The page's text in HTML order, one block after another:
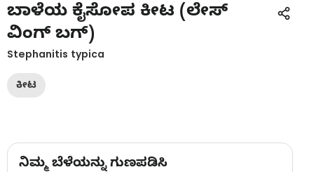
ಬಾಳೆಯ ಕೈಸೋಪ ಕೀಟ (ಲೇಸ್
ವಿಂಗ್ ಬಗ್)
Stephanitis typica
ಕೀಟ
ನಿಮ್ಮ ಬೆಳೆಯನ್ನು ಗುಣಪಡಿಸಿ